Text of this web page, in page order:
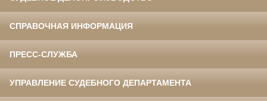
СПРАВОЧНАЯ ИНФОРМАЦИЯ
ПРЕСС-СЛУЖБА
УПРАВЛЕНИЕ СУДЕБНОГО ДЕПАРТАМЕНТА